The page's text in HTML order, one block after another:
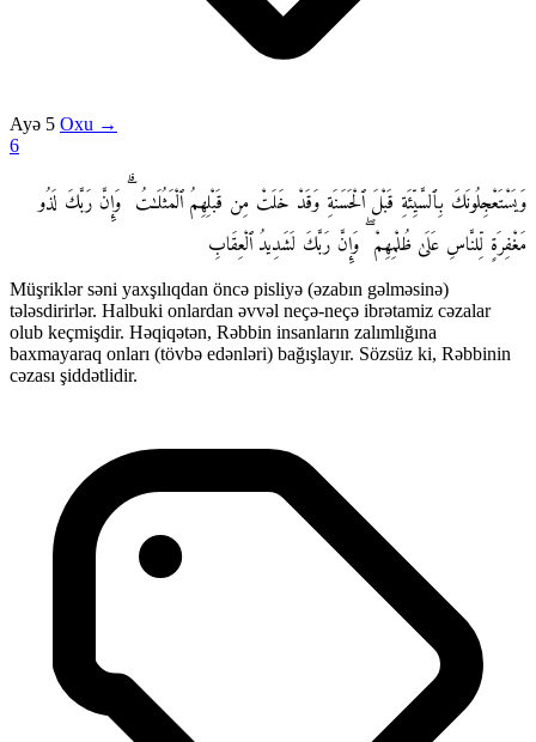
Ayə 5 Oxu →
6
وَيَسْتَعْجِلُونَكَ بِٱلسَّيِّئَةِ قَبْلَ ٱلْحَسَنَةِ وَقَدْ خَلَتْ مِن قَبْلِهِمُ ٱلْمَثُلَـٰتُ ۗ وَإِنَّ رَبَّكَ لَذُو
مَغْفِرَةٍ لِّلنَّاسِ عَلَىٰ ظُلْمِهِمْ ۖ وَإِنَّ رَبَّكَ لَشَدِيدُ ٱلْعِقَابِ
Müşriklər səni yaxşılıqdan öncə pisliyə (əzabın gəlməsinə)
tələsdirirlər. Halbuki onlardan əvvəl neçə-neçə ibrətamiz cəzalar
olub keçmişdir. Həqiqətən, Rəbbin insanların zalımlığına
baxmayaraq onları (tövbə edənləri) bağışlayır. Sözsüz ki, Rəbbinin
cəzası şiddətlidir.